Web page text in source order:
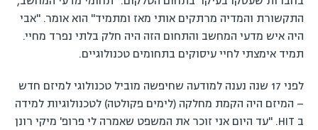
התקשורת והמדיה מרתקים אותי מאז ומתמיד" הוא אומר. "אבי
היה איש מדעי המחשב והתחום הזה היה חלק בלתי נפרד מחיי.
תמיד אימצתי לחיי עיסוקים בתחומים טכנולוגיים.
לפני 17 שנה נענה למודעה שחיפשה מוביל טכנולוגי למיזם חדש
– המיזם היה הקמת מחלקה (לימים פקולטה) לטכנולוגיות למידה
ב HIT. "עד היום אני זוכר את המשפט שאמרה לי פרופ' מיקי רונן